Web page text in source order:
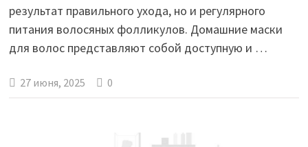
результат правильного ухода, но и регулярного
питания волосяных фолликулов. Домашние маски
для волос представляют собой доступную и …
27 июня, 2025 0